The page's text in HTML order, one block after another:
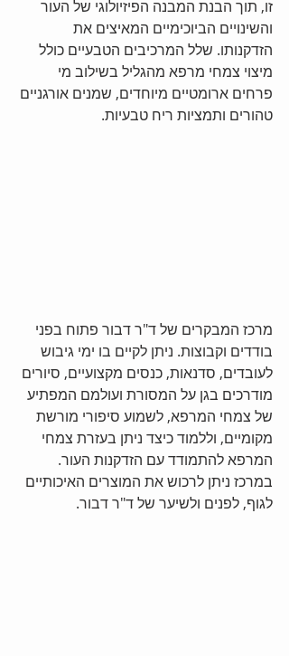
זו, תוך הבנת המבנה הפיזיולוגי של העור
והשינויים הביוכימיים המאיצים את
הזדקנותו. שלל המרכיבים הטבעיים כולל
מיצוי צמחי מרפא מהגליל בשילוב מי
פרחים ארומטיים מיוחדים, שמנים אורגניים
טהורים ותמציות ריח טבעיות.
מרכז המבקרים של ד"ר דבור פתוח בפני
בודדים וקבוצות. ניתן לקיים בו ימי גיבוש
לעובדים, סדנאות, כנסים מקצועיים, סיורים
מודרכים בגן על המסורת ועולמם המפתיע
של צמחי המרפא, לשמוע סיפורי מורשת
מקומיים, וללמוד כיצד ניתן בעזרת צמחי
המרפא להתמודד עם הזדקנות העור.
במרכז ניתן לרכוש את המוצרים האיכותיים
לגוף, לפנים ולשיער של ד"ר דבור.